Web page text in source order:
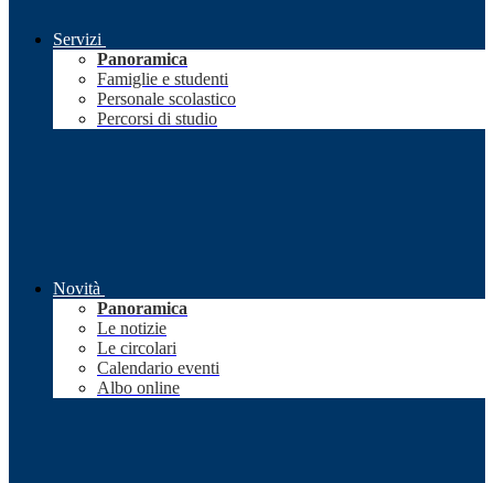
Servizi
Panoramica
Famiglie e studenti
Personale scolastico
Percorsi di studio
Novità
Panoramica
Le notizie
Le circolari
Calendario eventi
Albo online